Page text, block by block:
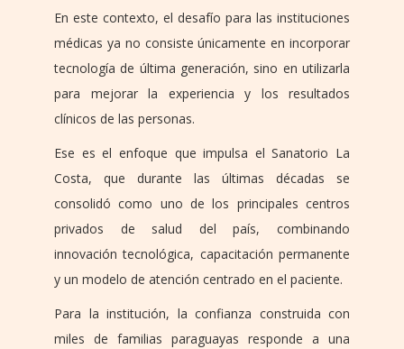
En este contexto, el desafío para las instituciones
médicas ya no consiste únicamente en incorporar
tecnología de última generación, sino en utilizarla
para mejorar la experiencia y los resultados
clínicos de las personas.
Ese es el enfoque que impulsa el Sanatorio La
Costa, que durante las últimas décadas se
consolidó como uno de los principales centros
privados de salud del país, combinando
innovación tecnológica, capacitación permanente
y un modelo de atención centrado en el paciente.
Para la institución, la confianza construida con
miles de familias paraguayas responde a una